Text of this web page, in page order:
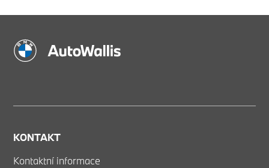
KONTAKT
Kontaktní informace